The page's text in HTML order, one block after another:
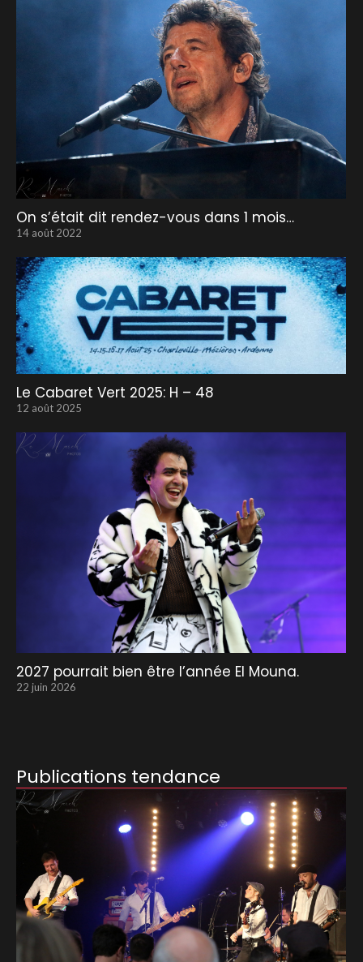
On s’était dit rendez-vous dans 1 mois…
14 août 2022
Le Cabaret Vert 2025: H – 48
12 août 2025
2027 pourrait bien être l’année El Mouna.
22 juin 2026
Publications tendance